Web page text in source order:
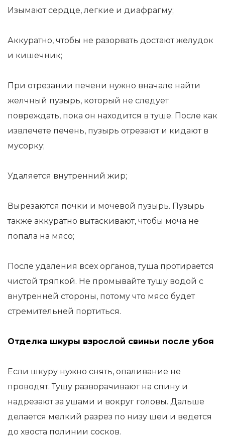
Изымают сердце, легкие и диафрагму;
Аккуратно, чтобы не разорвать достают желудок
и кишечник;
При отрезании печени нужно вначале найти
желчный пузырь, который не следует
повреждать, пока он находится в туше. После как
извлечете печень, пузырь отрезают и кидают в
мусорку;
Удаляется внутренний жир;
Вырезаются почки и мочевой пузырь. Пузырь
также аккуратно вытаскивают, чтобы моча не
попала на мясо;
После удаления всех органов, туша протирается
чистой тряпкой. Не промывайте тушу водой с
внутренней стороны, потому что мясо будет
стремительней портиться.
Отделка шкуры взрослой свиньи после убоя
Если шкуру нужно снять, опаливание не
проводят. Тушу разворачивают на спину и
надрезают за ушами и вокруг головы. Дальше
делается мелкий разрез по низу шеи и ведется
до хвоста полинии сосков.